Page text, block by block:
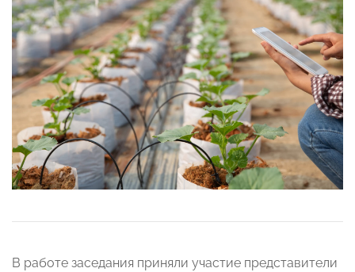
В работе заседания приняли участие представители